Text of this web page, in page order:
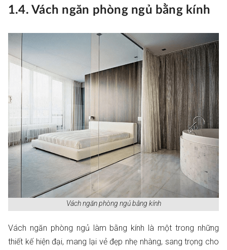
1.4. Vách ngăn phòng ngủ bằng kính
Vách ngăn phòng ngủ bằng kính
Vách ngăn phòng ngủ làm bằng kính là một trong những
thiết kế hiện đại, mang lại vẻ đẹp nhẹ nhàng, sang trọng cho